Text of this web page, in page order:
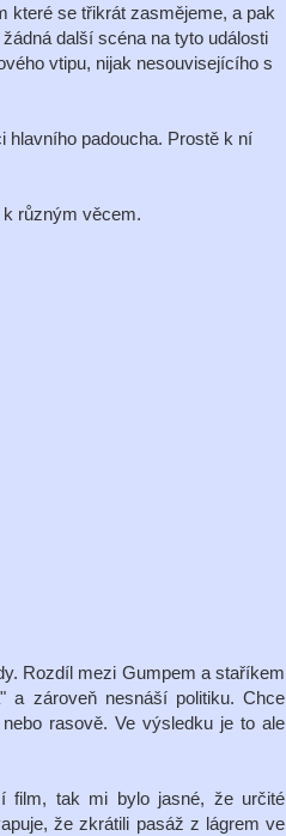
které se třikrát zasmějeme, a pak
další scéna na tyto události
vtipu, nijak nesouvisejícího s
hlavního padoucha. Prostě k ní
k různým věcem.
Rozdíl mezi Gumpem a staříkem
a zároveň nesnáší politiku. Chce
rasově. Ve výsledku je to ale
film, tak mi bylo jasné, že určité
že zkrátili pasáž z lágrem ve